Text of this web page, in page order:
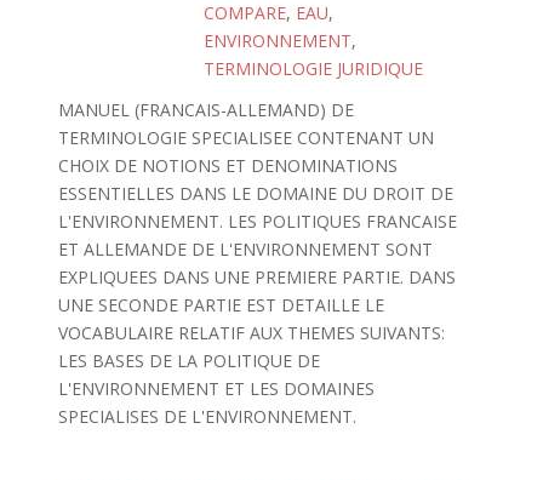
COMPARE, EAU,
ENVIRONNEMENT,
TERMINOLOGIE JURIDIQUE
MANUEL (FRANCAIS-ALLEMAND) DE
TERMINOLOGIE SPECIALISEE CONTENANT UN
CHOIX DE NOTIONS ET DENOMINATIONS
ESSENTIELLES DANS LE DOMAINE DU DROIT DE
L'ENVIRONNEMENT. LES POLITIQUES FRANCAISE
ET ALLEMANDE DE L'ENVIRONNEMENT SONT
EXPLIQUEES DANS UNE PREMIERE PARTIE. DANS
UNE SECONDE PARTIE EST DETAILLE LE
VOCABULAIRE RELATIF AUX THEMES SUIVANTS:
LES BASES DE LA POLITIQUE DE
L'ENVIRONNEMENT ET LES DOMAINES
SPECIALISES DE L'ENVIRONNEMENT.